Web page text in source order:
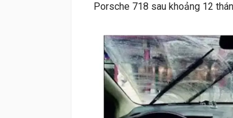
Porsche 718 sau khoảng 12